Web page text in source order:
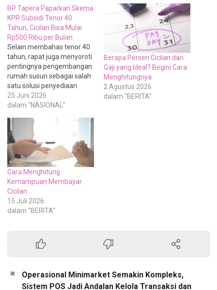
BP Tapera Paparkan Skema
KPR Subsidi Tenor 40
Tahun, Cicilan Bisa Mulai
Rp500 Ribu per Bulan
Selain membahas tenor 40
tahun, rapat juga menyoroti
pentingnya pengembangan
rumah susun sebagai salah
satu solusi penyediaan
hunian di kawasan
perkotaan. Pemerintah saat
berbagai regulasi yang
diperlukan untuk
mendukung pelaksanaan
program tersebut. Menteri
Ketenagakerjaan Yassierli
dalam kesempatan yang
sama mendorong agar BP
Tapera terus memperkuat
kerja sama…
25 Juni 2026
dalam "NASIONAL"
Berapa Persen Cicilan dari
Gaji yang Ideal? Begini Cara
Menghitungnya
2 Agustus 2026
dalam "BERITA"
Cara Menghitung
Kemampuan Membayar
Cicilan
15 Juli 2026
dalam "BERITA"
Operasional Minimarket Semakin Kompleks,
Sistem POS Jadi Andalan Kelola Transaksi dan